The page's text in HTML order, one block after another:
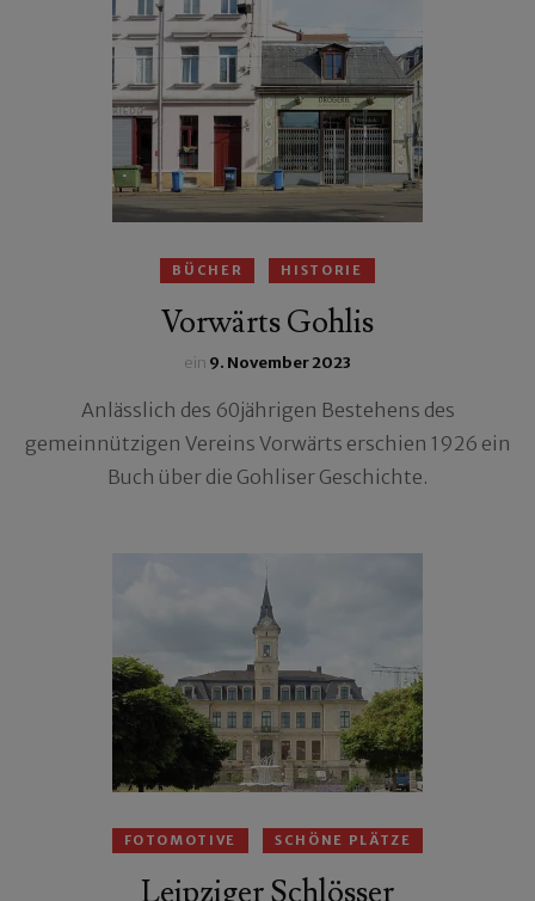
BÜCHER HISTORIE
Vorwärts Gohlis
ein 9. November 2023
Anlässlich des 60jährigen Bestehens des
gemeinnützigen Vereins Vorwärts erschien 1926 ein
Buch über die Gohliser Geschichte.
FOTOMOTIVE SCHÖNE PLÄTZE
Leipziger Schlösser